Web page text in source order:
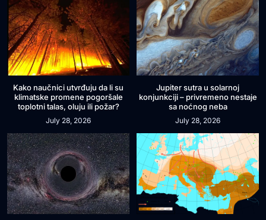
Kako naučnici utvrđuju da li su
klimatske promene pogoršale
toplotni talas, oluju ili požar?
July 28, 2026
Jupiter sutra u solarnoj
konjunkciji – privremeno nestaje
sa noćnog neba
July 28, 2026